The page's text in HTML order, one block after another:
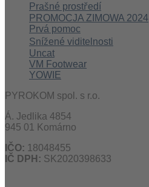
Prašné prostředí
PROMOCJA ZIMOWA 2024
Prvá pomoc
Snížené viditelnosti
Uncat
VM Footwear
YOWIE
PYROKOM spol. s r.o.
Á. Jedlika 4854
945 01 Komárno
IČO: 18048455
IČ DPH: SK2020398633